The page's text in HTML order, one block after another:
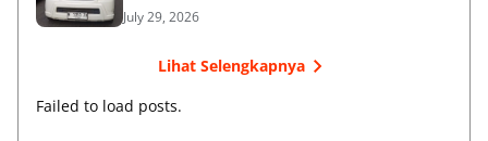
July 29, 2026
Lihat Selengkapnya
Failed to load posts.